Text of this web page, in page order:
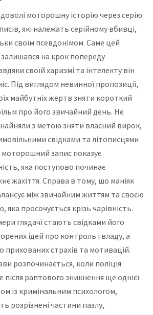
моторошну історію через серію
які належать серійному вбивці,
своїм псевдонімом. Саме цей
на крок попереду
своїй харизмі та інтелекту він
Під виглядом невинної пропозиції,
майбутніх жертв зняти короткий
про його звичайний день. Не
з метою зняти власний вирок,
свідками та літописцями
моторошний запис показує
яка поступово починає
жахіття. Справа в тому, шо маніяк
між звичайним життям та своєю
просочується крізь чарівність.
глядачі стають свідками його
ідей про контроль і владу, а
прихованих страхів та мотивацій.
розпочинається, коли поліція
раптового зникнення ще однієї
із кримінальним психологом,
розрізнені частини пазлу,